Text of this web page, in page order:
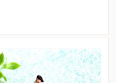
たは直接お問い合わせくださ